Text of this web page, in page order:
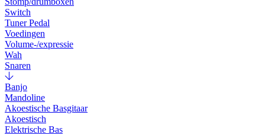
Switch
Tuner Pedal
Voedingen
Volume-/expressie
Wah
Snaren
Banjo
Mandoline
Akoestische Basgitaar
Akoestisch
Elektrische Bas